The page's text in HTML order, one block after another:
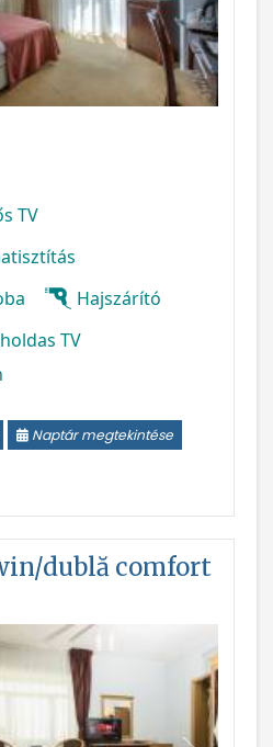
TV
Hajszárító
TV
Naptár megtekintése
dublă comfort